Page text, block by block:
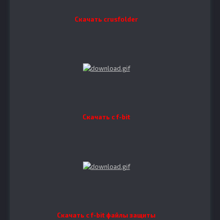
Скачать сrusfolder
Скачать с f-bit
Скачать с f-bit файлы защиты